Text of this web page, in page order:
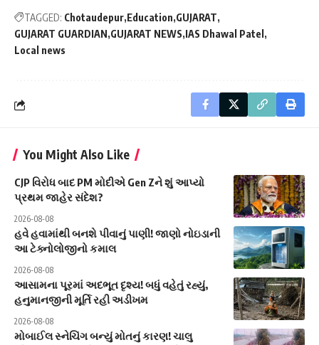
TAGGED: Chotaudepur Education GUJARAT
GUJARAT GUARDIAN GUJARAT NEWS IAS Dhawal Patel
Local news
You Might Also Like
CJP વિરોધ બાદ PM મોદીએ Gen Zને શું આપ્યો
પ્રથમ જાહેર સંદેશ?
2026-08-08
હવે હવામાંથી બનશે પીવાનું પાણી! જાણો નોઇડાની
આ ટેક્નોલોજીનો કમાલ
2026-08-08
આસામના પૂરમાં અદભૂત દૃશ્ય! બધું વહેતું રહ્યું,
હનુમાનજીની મૂર્તિ રહી અડીખમ
2026-08-08
મોબાઈલ સ્નેચિંગ બન્યું મોતનું કારણ! ચાલુ